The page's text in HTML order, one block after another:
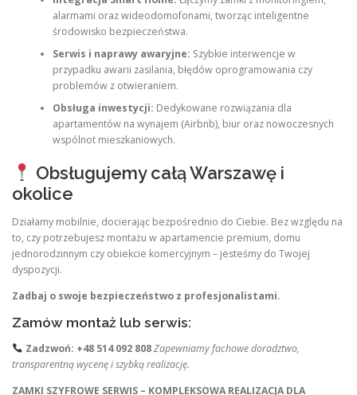
alarmami oraz wideodomofonami, tworząc inteligentne
środowisko bezpieczeństwa.
Serwis i naprawy awaryjne: Szybkie interwencje w
przypadku awarii zasilania, błędów oprogramowania czy
problemów z otwieraniem.
Obsługa inwestycji: Dedykowane rozwiązania dla
apartamentów na wynajem (Airbnb), biur oraz nowoczesnych
wspólnot mieszkaniowych.
Obsługujemy całą Warszawę i
okolice
Działamy mobilnie, docierając bezpośrednio do Ciebie. Bez względu na
to, czy potrzebujesz montażu w apartamencie premium, domu
jednorodzinnym czy obiekcie komercyjnym – jesteśmy do Twojej
dyspozycji.
Zadbaj o swoje bezpieczeństwo z profesjonalistami.
Zamów montaż lub serwis:
Zadzwoń: +48 514 092 808Zapewniamy fachowe doradztwo,
transparentną wycenę i szybką realizację.
ZAMKI SZYFROWE SERWIS – KOMPLEKSOWA REALIZACJA DLA